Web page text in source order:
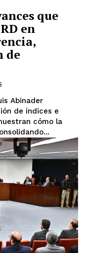
que
en
de
Abinader
de índices e
cómo la